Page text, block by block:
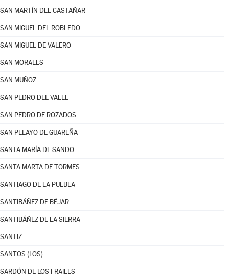
SAN MARTÍN DEL CASTAÑAR
SAN MIGUEL DEL ROBLEDO
SAN MIGUEL DE VALERO
SAN MORALES
SAN MUÑOZ
SAN PEDRO DEL VALLE
SAN PEDRO DE ROZADOS
SAN PELAYO DE GUAREÑA
SANTA MARÍA DE SANDO
SANTA MARTA DE TORMES
SANTIAGO DE LA PUEBLA
SANTIBÁÑEZ DE BÉJAR
SANTIBÁÑEZ DE LA SIERRA
SANTIZ
SANTOS (LOS)
SARDÓN DE LOS FRAILES